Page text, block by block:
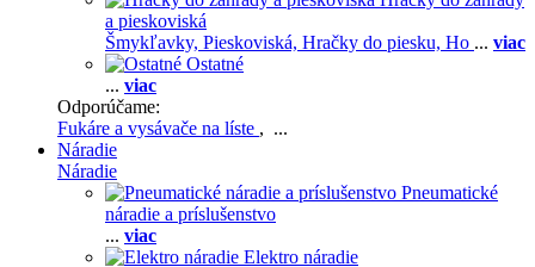
a pieskoviská
Šmykľavky, Pieskoviská, Hračky do piesku, Ho ... viac
Ostatné
... viac
Odporúčame:
Fukáre a vysávače na líste , ...
Náradie
Náradie
Pneumatické
náradie a príslušenstvo
... viac
Elektro náradie